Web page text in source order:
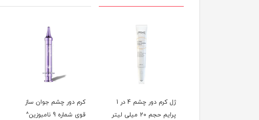
کرم دور چشم جوان ساز
قوی شماره 9 نامبوزین^
پچ هیدرو ژلی زیر چشم